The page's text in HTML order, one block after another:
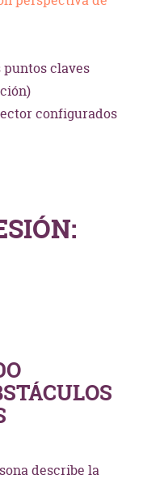
puntos claves
configurados
describe la